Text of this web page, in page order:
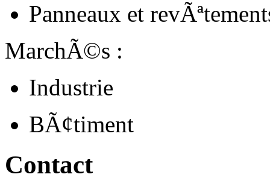
Panneaux et
MarchÃ©s :
Industrie
BÃ¢timent
Contact